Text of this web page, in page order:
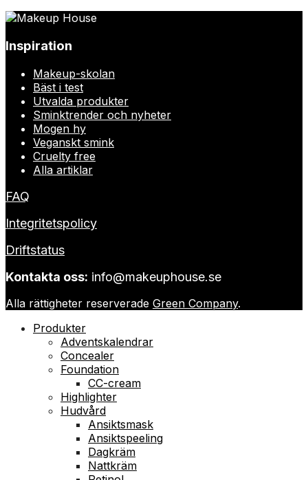
Inspiration
Makeup-skolan
Bäst i test
Utvalda produkter
Sminktrender och nyheter
Mogen hy
Veganskt smink
Cruelty free
Alla artiklar
FAQ
Integritetspolicy
Driftstatus
Kontakta oss: info@makeuphouse.se
Alla rättigheter reserverade Green Company.
Produkter
Adventskalendrar
Concealer
Foundation
CC-cream
Highlighter
Hudvård
Ansiktsmask
Ansiktspeeling
Dagkräm
Nattkräm